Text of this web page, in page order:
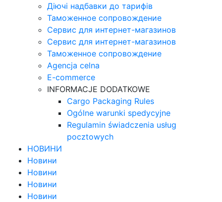
Діючі надбавки до тарифів
Таможенное сопровождение
Сервис для интернет-магазинов
Сервис для интернет-магазинов
Таможенное сопровождение
Agencja celna
E-commerce
INFORMACJE DODATKOWE
Cargo Packaging Rules
Ogólne warunki spedycyjne
Regulamin świadczenia usług
pocztowych
НОВИНИ
Новини
Новини
Новини
Новини